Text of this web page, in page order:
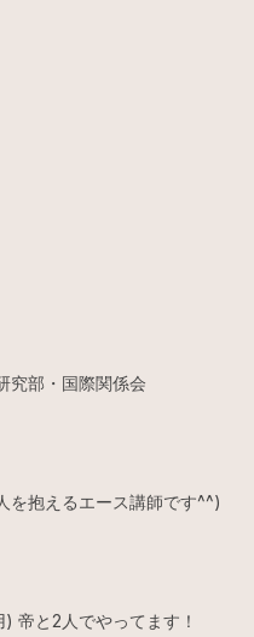
究部・国際関係会
を抱えるエース講師です^^)
帝と2人でやってます！